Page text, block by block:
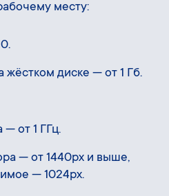
месту:
диске — от 1 Гб.
от 1 ГГц.
— от 1440px и выше,
— 1024px.